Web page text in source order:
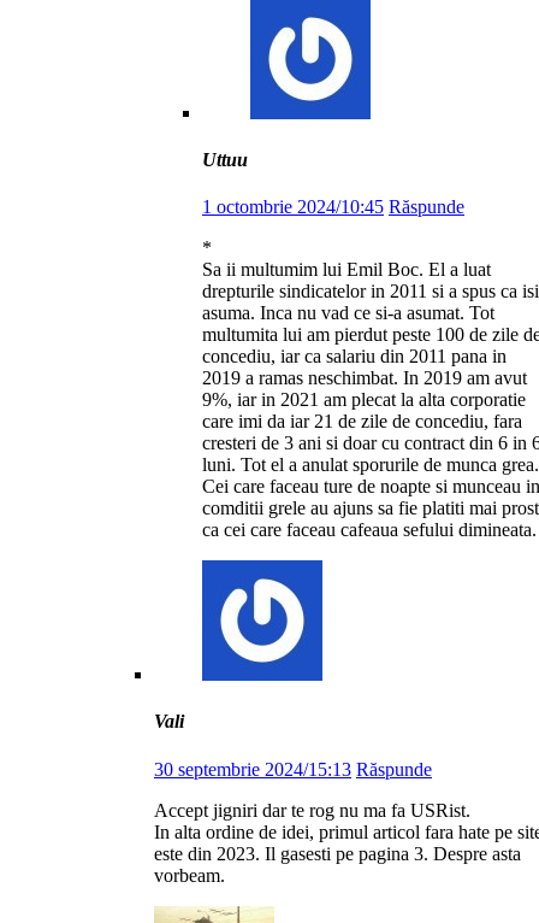
Uttuu
1 octombrie 2024/10:45 Răspunde
*
Sa ii multumim lui Emil Boc. El a luat
drepturile sindicatelor in 2011 si a spus ca isi
asuma. Inca nu vad ce si-a asumat. Tot
multumita lui am pierdut peste 100 de zile
concediu, iar ca salariu din 2011 pana in
2019 a ramas neschimbat. In 2019 am avut
9%, iar in 2021 am plecat la alta corporatie
care imi da iar 21 de zile de concediu, fara
cresteri de 3 ani si doar cu contract din 6 in
luni. Tot el a anulat sporurile de munca grea.
Cei care faceau ture de noapte si munceau in
comditii grele au ajuns sa fie platiti mai prost
ca cei care faceau cafeaua sefului dimineata.
Vali
30 septembrie 2024/15:13 Răspunde
Accept jigniri dar te rog nu ma fa USRist.
In alta ordine de idei, primul articol fara hate pe
este din 2023. Il gasesti pe pagina 3. Despre asta
vorbeam.